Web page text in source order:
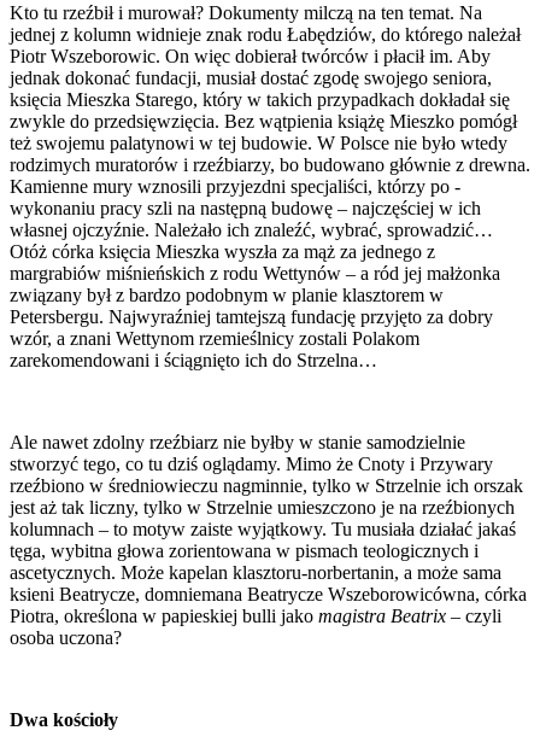
Kto tu rzeźbił i murował? Dokumenty milczą na ten temat. Na
jednej z kolumn widnieje znak rodu Łabędziów, do którego należał
Piotr Wszeborowic. On więc dobierał twórców i płacił im. Aby
jednak dokonać fundacji, musiał dostać zgodę swojego seniora,
księcia Mieszka Starego, który w takich przypadkach dokładał się
zwykle do przedsięwzięcia. Bez wątpienia książę Mieszko pomógł
też swojemu palatynowi w tej budowie. W Polsce nie było wtedy
rodzimych muratorów i rzeźbiarzy, bo budowano głównie z drewna.
Kamienne mury wznosili przyjezdni specjaliści, ­którzy po ­
wykonaniu pracy szli na następną budowę – najczęściej w ich
własnej ojczyźnie. Należało ich znaleźć, wybrać, sprowadzić…
Otóż córka księcia Mieszka wyszła za mąż za jednego z
margrabiów miśnieńskich z rodu Wettynów – a ród jej małżonka
związany był z bardzo podobnym w planie klasztorem w
Petersbergu. Najwyraźniej tamtejszą fundację przyjęto za dobry
wzór, a znani Wettynom rzemieślnicy zostali Polakom
zarekomendowani i ściągnięto ich do Strzelna…
Ale nawet zdolny rzeźbiarz nie byłby w stanie samodzielnie
stworzyć tego, co tu dziś oglądamy. Mimo że Cnoty i Przywary
rzeźbiono w średniowieczu nagminnie, tylko w Strzelnie ich orszak
jest aż tak liczny, tylko w Strzelnie umieszczono je na rzeźbionych
kolumnach – to motyw zaiste wyjątkowy. Tu musiała działać jakaś
tęga, wybitna głowa zorientowana w pismach teologicznych i
ascetycznych. Może kapelan klasztoru-norbertanin, a może sama
ksieni Beatrycze, domniemana Beatrycze Wszeborowicówna, córka
Piotra, określona w papieskiej bulli jako magistra Beatrix – czyli
osoba uczona?
Dwa kościoły